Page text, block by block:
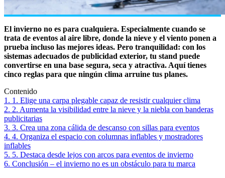
El invierno no es para cualquiera. Especialmente cuando se
trata de eventos al aire libre, donde la nieve y el viento ponen a
prueba incluso las mejores ideas. Pero tranquilidad: con los
sistemas adecuados de publicidad exterior, tu stand puede
convertirse en una base segura, seca y atractiva. Aquí tienes
cinco reglas para que ningún clima arruine tus planes.
Contenido
1. 1. Elige una carpa plegable capaz de resistir cualquier clima
2. 2. Aumenta la visibilidad entre la nieve y la niebla con banderas
publicitarias
3. 3. Crea una zona cálida de descanso con sillas para eventos
4. 4. Organiza el espacio con columnas inflables y mostradores
inflables
5. 5. Destaca desde lejos con arcos para eventos de invierno
6. Conclusión – el invierno no es un obstáculo para tu marca